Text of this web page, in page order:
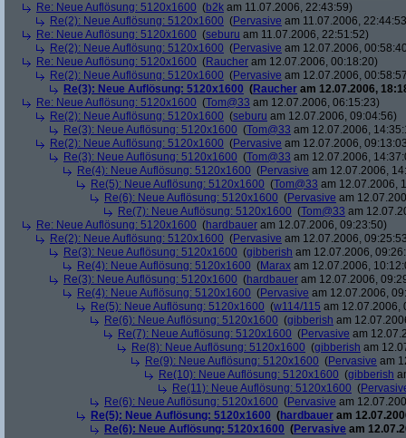
Re: Neue Auflösung: 5120x1600 (b2k am 11.07.2006, 22:43:59)
Re(2): Neue Auflösung: 5120x1600 (Pervasive am 11.07.2006,
Re: Neue Auflösung: 5120x1600 (seburu am 11.07.2006, 22:51:52)
Re(2): Neue Auflösung: 5120x1600 (Pervasive am 12.07.2006,
Re: Neue Auflösung: 5120x1600 (Raucher am 12.07.2006, 00:18:20)
Re(2): Neue Auflösung: 5120x1600 (Pervasive am 12.07.2006,
Re(3): Neue Auflösung: 5120x1600 (Raucher am 12.07.2006,
Re: Neue Auflösung: 5120x1600 (Tom@33 am 12.07.2006, 06:15:23)
Re(2): Neue Auflösung: 5120x1600 (seburu am 12.07.2006, 09:04:56)
Re(3): Neue Auflösung: 5120x1600 (Tom@33 am 12.07.2006,
Re(2): Neue Auflösung: 5120x1600 (Pervasive am 12.07.2006,
Re(3): Neue Auflösung: 5120x1600 (Tom@33 am 12.07.2006,
Re(4): Neue Auflösung: 5120x1600 (Pervasive am 12.07.2006,
Re(5): Neue Auflösung: 5120x1600 (Tom@33 am 12.07.2006,
Re(6): Neue Auflösung: 5120x1600 (Pervasive am
Re(7): Neue Auflösung: 5120x1600 (Tom@33 am
Re: Neue Auflösung: 5120x1600 (hardbauer am 12.07.2006, 09:23:50)
Re(2): Neue Auflösung: 5120x1600 (Pervasive am 12.07.2006,
Re(3): Neue Auflösung: 5120x1600 (gibberish am 12.07.2006,
Re(4): Neue Auflösung: 5120x1600 (Marax am 12.07.2006,
Re(3): Neue Auflösung: 5120x1600 (hardbauer am 12.07.2006,
Re(4): Neue Auflösung: 5120x1600 (Pervasive am 12.07.2006,
Re(5): Neue Auflösung: 5120x1600 (w114/115 am 12.07.2006,
Re(6): Neue Auflösung: 5120x1600 (gibberish am
Re(7): Neue Auflösung: 5120x1600 (Pervasive am
Re(8): Neue Auflösung: 5120x1600 (gibberish am
Re(9): Neue Auflösung: 5120x1600 (Pervasive am
Re(10): Neue Auflösung: 5120x1600 (gibberish
Re(11): Neue Auflösung: 5120x1600 (
Re(6): Neue Auflösung: 5120x1600 (Pervasive am
Re(5): Neue Auflösung: 5120x1600 (hardbauer am
Re(6): Neue Auflösung: 5120x1600 (Pervasive am